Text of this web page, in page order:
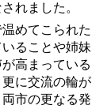
れました。
めてこられた
ることや姉妹
高まっている
に交流の輪が
市の更なる発